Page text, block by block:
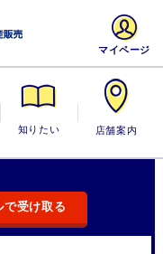
知りたい 店舗案内
マイページ
で受け取る